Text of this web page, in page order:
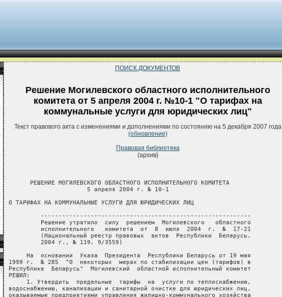
ПОИСК ДОКУМЕНТОВ
Решение Могилевского областного исполнительного
комитета от 5 апреля 2004 г. №10-1 "О тарифах на
коммунальные услуги для юридических лиц"
Текст правового акта с изменениями и дополнениями по состоянию на 5 декабря 2007 года
(обновление)
Правовая библиотека
(архив)
      РЕШЕНИЕ МОГИЛЕВСКОГО ОБЛАСТНОГО ИСПОЛНИТЕЛЬНОГО КОМИТЕТА
                      5 апреля 2004 г. № 10-1

О ТАРИФАХ НА КОММУНАЛЬНЫЕ УСЛУГИ ДЛЯ ЮРИДИЧЕСКИХ ЛИЦ

         -----------------------------------------------------------
         Решение утратило  силу  решением  Могилевского   областного
         исполнительного   комитета  от  8  июля  2004  г.  №  17-21
         (Национальный реестр правовых  актов  Республики  Беларусь,
         2004 г., № 119, 9/3559)    

     На  основании  Указа  Президента  Республики Беларусь от 19 мая
1999 г.  № 285  "О  некоторых  мерах по стабилизации цен (тарифов) в
Республике  Беларусь"  Могилевский  областной исполнительный комитет
РЕШИЛ:
     1. Утвердить  предельные  тарифы  на  услуги по теплоснабжению,
водоснабжению, канализации и санитарной очистке для юридических лиц,
оказываемые предприятиями управления жилищно-коммунального хозяйства
Могилевского    областного    исполнительного   комитета,   согласно
приложениям 1-4.
     2. Разрешить    предприятиям  жилищно-коммунального   хозяйства
самостоятельно  производить  индексацию тарифов в связи с изменением
курса белорусского рубля по отношению к доллару США в соответствии с
Методикой  индексации цен (тарифов) на оказываемые юридическим лицам
услуги    по   водо- и  теплоснабжению,  канализации,   утвержденной
Министерством жилищно-коммунального хозяйства Республики Беларусь от
17    апреля  1998 г.  № 06/02-177  (Бюллетень   нормативно-правовой
информации, 1998 г., № 11).
     Оплату  услуг  по  водо- и теплоснабжению, канализации, включая
погашение  задолженности  за  эти  услуги,  взимать в соответствии с
постановлением  Совета  Министров  Республики  Беларусь  от 19 марта
1998 г.  № 429  "Об  индексации цен (тарифов) на коммунальные услуги
для  юридических  лиц"  (Собрание  декретов,  указов  Президента   и
постановлений  Правительства  Республики  Беларусь,  1998 г.,   № 8,
ст.202) по тарифам, действующим на момент оплаты.
     3. Признать  утратившим  силу  решение  Могилевского областного
исполнительного  комитета  от 26 февраля 2004 г. № 5-9 "О тарифах на
коммунальные  услуги  для  юридических  лиц"  (Национальный   реестр
правовых актов Республики Беларусь, 2004 г., № 51, 9/3270).
     4. Настоящее    решение  опубликовать  в  газете   "Магiлёўскiя
ведамасцi".

Председатель                                              Б.В.Батура

Управляющий делами                                      В.И.Пантюхов

                                            Приложение 1
                                            к решению
                                            Могилевского областного
                                            исполнительного комитета
                                            05.04.2004 № 10-1

                         ПРЕДЕЛЬНЫЕ ТАРИФЫ
     на услуги по теплоснабжению, оказываемые юридическим лицам
      предприятиями управления жилищно-коммунального хозяйства
          Могилевского областного исполнительного комитета

                                                     (рублей за 1 гигакалорию)
---------------------------------------T-------------------------------------¬
¦                                      ¦          Юридические лица           ¦
¦                                      +----------T------------T-------------+
¦                                      ¦бюджетные ¦хозрасчетные¦жилищно-экс- ¦
¦       Наименование предприятия       ¦учреждения¦потребители ¦плуатационные¦
¦                                      ¦(с рента- ¦(с рента-   ¦организации  ¦
¦                                      ¦бельностью¦бельностью  ¦(с рентабель-¦
¦                                      ¦до 10     ¦до 30       ¦ностью до 10 ¦
¦                                      ¦процентов)¦процентов)  ¦процентов)   ¦
+--------------------------------------+----------+------------+-------------+
¦                     Теплоэнергия собственной выработки                     ¦
+--------------------------------------T----------T------------T-------------+
¦Белыничское унитарное коммунальное    ¦          ¦            ¦             ¦
¦предприятие "Жилкомхоз"               ¦   73743  ¦    83499   ¦    75528    ¦
+--------------------------------------+----------+------------+-------------+
¦Унитарное коммунальное предприятие    ¦          ¦            ¦             ¦
¦"Жилкомхоз" Бобруйского района        ¦   79110  ¦    93492   ¦    75703    ¦
+--------------------------------------+----------+------------+-------------+
¦Быховское унитарное коммунальное      ¦          ¦            ¦             ¦
¦предприятие "Жилкомхоз"               ¦   76909  ¦    89079   ¦    79073    ¦
+--------------------------------------+----------+------------+-------------+
¦Бобруйское коммунальное унитарное     ¦          ¦            ¦             ¦
¦предприятие теплоэнергетики           ¦   64964  ¦    75114   ¦    64727    ¦
+--------------------------------------+----------+------------+-------------+
¦Глусское унитарное коммунальное       ¦          ¦            ¦             ¦
¦предприятие "Жилкомхоз"               ¦  120030  ¦   138060   ¦   139090    ¦
+--------------------------------------+----------+------------+-------------+
¦Горецкое унитарное коммунальное       ¦          ¦            ¦             ¦
¦предприятие "Теплоэнергетика"         ¦   60080  ¦    70872   ¦    69391    ¦
+--------------------------------------+----------+------------+-------------+
¦Дрибинское унитарное коммунальное     ¦          ¦            ¦             ¦
¦предприятие "Жилкомхоз"               ¦   76398  ¦    81982   ¦    80218    ¦
+--------------------------------------+----------+------------+-------------+
¦Кировское унитарное коммунальное      ¦          ¦            ¦             ¦
¦предприятие "Жилкомхоз"               ¦   83665  ¦    92496   ¦    89437    ¦
+--------------------------------------+----------+------------+-------------+
¦Климовичское унитарное коммунальное   ¦          ¦            ¦             ¦
¦предприятие "Коммунальник"            ¦   91985  ¦   107127   ¦    83281    ¦
+--------------------------------------+----------+------------+-------------+
¦Кличевское унитарное коммунальное     ¦          ¦            ¦             ¦
¦предприятие "Жилкомхоз"               ¦  113203  ¦   121527   ¦             ¦
+--------------------------------------+----------+------------+-------------+
¦Унитарное коммунальное                ¦          ¦            ¦             ¦
¦производственное предприятие          ¦          ¦            ¦             ¦
¦"Костюковичский жилкомхоз"            ¦  134607  ¦   150663   ¦             ¦
+--------------------------------------+----------+------------+-------------+
¦Краснопольское унитарное              ¦          ¦            ¦             ¦
¦производственное коммунальное         ¦          ¦            ¦             ¦
¦предприятие "Жилкоммунхоз"            ¦   95361  ¦   110869   ¦             ¦
+--------------------------------------+----------+------------+-------------+
¦Кричевское унитарное коммунальное     ¦          ¦            ¦             ¦
¦производственное предприятие          ¦          ¦            ¦             ¦
¦"Коммунальник"                        ¦   85690  ¦    92855   ¦    82600    ¦
+--------------------------------------+----------+------------+-------------+
¦Круглянское унитарное коммунальное    ¦          ¦            ¦             ¦
¦предприятие "Жилкомхоз"               ¦   87000  ¦    96649   ¦    90807    ¦
+--------------------------------------+----------+------------+-------------+
¦Могилевское городское коммунальное    ¦          ¦            ¦             ¦
¦унитарное предприятие теплоэнергетики ¦   77557  ¦    91658   ¦    74089    ¦
+--------------------------------------+----------+------------+-------------+
¦Могилевское унитарное коммунальное    ¦          ¦            ¦             ¦
¦предприятие "Жилкомхоз"               ¦   90723  ¦   101463   ¦    95398    ¦
+--------------------------------------+----------+------------+-------------+
¦Мстиславское унитарное коммунальное   ¦          ¦            ¦             ¦
¦производственное предприятие          ¦          ¦            ¦             ¦
¦"Жилкомхоз"                           ¦   95047  ¦   109868   ¦   103590    ¦
+--------------------------------------+----------+------------+-------------+
¦Осиповичское унитарное коммунальное   ¦          ¦            ¦             ¦
¦предприятие жилищно-коммунального     ¦          ¦            ¦             ¦
¦хозяйства                             ¦   87687  ¦    97720   ¦    93430    ¦
+--------------------------------------+----------+------------+-------------+
¦Славгородское унитарное коммунальное  ¦          ¦            ¦             ¦
¦предприятие "Жилкомхоз"               ¦   91386  ¦   106105   ¦    95065    ¦
+--------------------------------------+----------+------------+-------------+
¦Хотимское унитарное коммунальное      ¦          ¦            ¦             ¦
¦предприятие "Жилкомхоз"               ¦   98934  ¦   115574   ¦    98934    ¦
+--------------------------------------+----------+------------+-------------+
¦Чаусское унитарное коммунальное       ¦          ¦            ¦             ¦
¦предприятие "Жилкомхоз"               ¦   83960  ¦    98552   ¦    87528    ¦
+--------------------------------------+----------+------------+-------------+
¦Унитарное коммунальное                ¦          ¦            ¦             ¦
¦производственное предприятие          ¦          ¦            ¦             ¦
¦"Чериковский жилкоммунхоз"            ¦   65054  ¦    73990   ¦    71134    ¦
+--------------------------------------+----------+------------+-------------+
¦Шкловское унитарное коммунальное      ¦          ¦            ¦             ¦
¦предприятие "Жилкомхоз"               ¦  101327  ¦   113793   ¦    94700    ¦
+--------------------------------------+----------+------------+-------------+
¦         Покупная теплоэнергия с учетом затрат по транспо